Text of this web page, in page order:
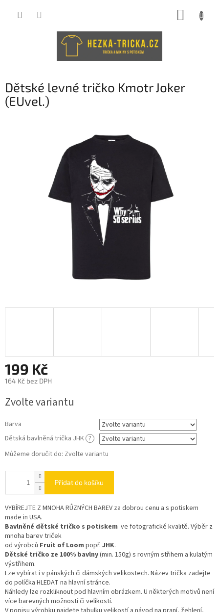
Dětské levné tričko Kmotr Joker
(EUvel.)
199 Kč
164 Kč bez DPH
cena:
Zvolte variantu
Barva
Dětská bavlněná trička JHK ?
Můžeme doručit do: Zvolte variantu
Přidat do košíku
VYBÍREJTE Z MNOHA RŮZNÝCH BAREV za dobrou cenu a s potiskem
made in USA.
Bavlněné dětské tričko s potiskem ve fotografické kvalitě. Výběr z
mnoha barev triček
od výrobců Fruit of Loom popř. JHK.
Dětské tričko ze 100% bavlny(min. 150g) s rovným střihem a kulatým
výstřihem.
Lze vybírat i v pánských či dámských velikostech. Název trička zadejte
do políčka HLEDAT na hlavní stránce.
Náhledy lze rozkliknout pod hlavním obrázkem. U některých motivů není
více barevných možností či velikostí.